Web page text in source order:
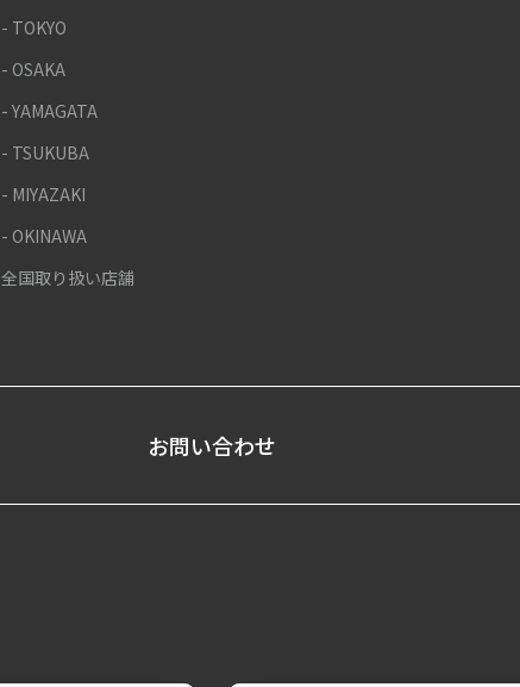
- TOKYO
- OSAKA
- YAMAGATA
- TSUKUBA
- MIYAZAKI
- OKINAWA
全国取り扱い店舗
お問い合わせ